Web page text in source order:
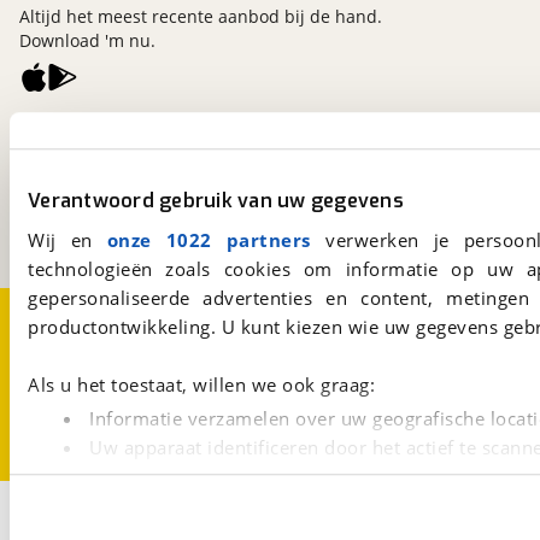
Verantwoord gebruik van uw gegevens
Wij en onze 1022 partners verwerken je
technologieën zoals cookies om informatie op
gepersonaliseerde advertenties en content,
productontwikkeling. U kunt kiezen wie uw gegevens
Als u het toestaat, willen we ook graag:
Informatie verzamelen over uw geografische
Uw apparaat identificeren door het actief te
Lees meer over hoe uw persoonlijke gegevens worden
3981 AJ
Bunnik
Een initiatief van
BOVAG
Altijd het meest recente aanbod bij de hand.
Download 'm nu.
Over viaBOVAG.nl Disclaimer- en Privacyverklaring
CookievoorkeurenVacatures